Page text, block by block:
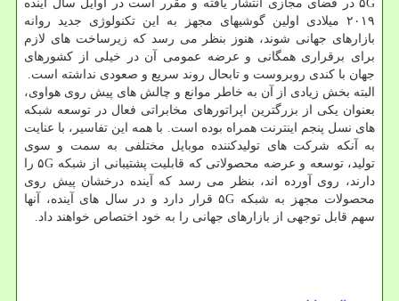
۵G در فضای مجازی انتشار یافته و مقرر است در اوایل سال آینده
۲۰۱۹ میلادی اولین گوشیهای مجهز به این تكنولوژی جدید روانه
بازارهای جهانی شوند، هنوز بنظر می رسد كه زیرساخت های لازم
برای برقراری همگانی و عرضه عمومی آن در خیلی از كشورهای
جهان با كندی روبروست و تابحال روند سریع و صعودی نداشته است.
البته بخش زیادی از آن به خاطر موانع و چالش های پیش روی هواوی،
بعنوان یكی از بزرگترین اپراتورهای مخابراتی فعال در توسعه شبكه
های نسل پنجم اینترنت همراه بوده است. با همه این تفاسیر، با عنایت
به آنكه شركت های تولیدكننده موبایل مختلفی به سمت و سوی
تولید، توسعه و عرضه محصولاتی كه قابلیت پشتیبانی از شبكه ۵G را
دارند، روی آورده اند، بنظر می رسد كه آینده درخشان پیش روی
محصولات مجهز به شبكه ۵G قرار دارد و در سال های آینده، آنها
سهم قابل توجهی از بازارهای جهانی را به خود اختصاص خواهند داد.